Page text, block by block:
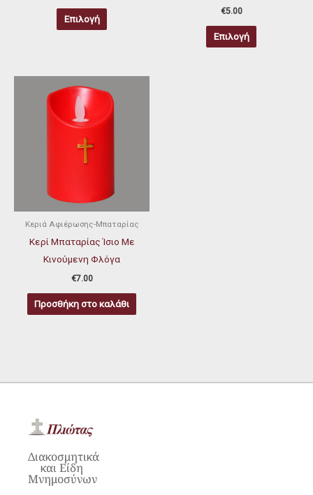
Επιλογή
στη
€5.00
Επιλογή
σελίδα
Κεριά Αφιέρωσης-Μπαταρίας
Κερί Μπαταρίας Ίσιο Με
Κινούμενη Φλόγα
€7.00
Προσθήκη στο καλάθι
Διακοσμητικά
και Είδη
Μνημοσύνων